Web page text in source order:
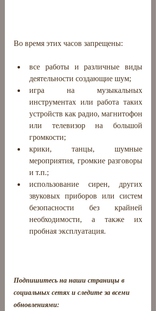
Во время этих часов запрещены:
все работы и различные виды
деятельности создающие шум;
игра на музыкальных
инструментах или работа таких
устройств как радио, магнитофон
или телевизор на большой
громкости;
крики, танцы, шумные
мероприятия, громкие разговоры
и т.п.;
использование сирен, других
звуковых приборов или систем
безопасности без крайней
необходимости, а также их
пробная эксплуатация.
Подпишитесь на наши страницы в
социальных сетях и следите за всеми
обновлениями: